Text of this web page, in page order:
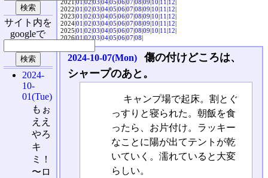
2021|01|02|03|04|05|06|07|08|09|10|11|12|
2022|01|02|03|04|05|06|07|08|09|10|11|12|
2023|01|02|03|04|05|06|07|08|09|10|11|12|
2024|01|02|03|04|05|06|07|08|09|10|11|12|
2025|01|02|03|04|05|06|07|08|09|10|11|12|
2026|01|02|03|04|05|06|07|08|
2024-10-07(Mon)
傷の付けどころは、
シャープのあと。
キャンプ場で起床。割とぐ
っすりと寝られた。朝飯を食
ったら、お片付け。ラッキー
なことに陽が出てテントが乾
いていく。濡れていると大変
らしい。
サイト内を
googleで
2024-
10-
01(Tue)
もぉ
ええ
やろ
キ
ミ！
〜ロ